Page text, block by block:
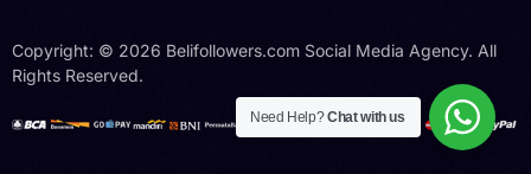
Copyright: © 2026 Belifollowers.com Social Media Agency. All
Rights Reserved.
Hubungi Kami
Need Help?Chat with us